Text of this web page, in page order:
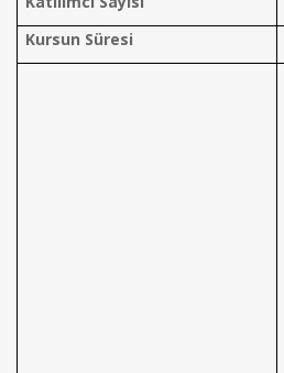
Kursun Süresi